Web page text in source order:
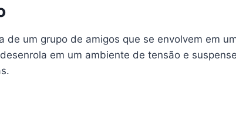
de um grupo de amigos que se envolvem em
em um ambiente de tensão e